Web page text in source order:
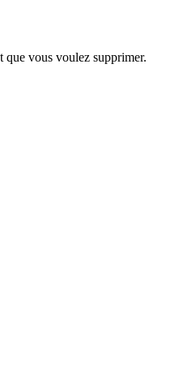
que vous voulez supprimer.